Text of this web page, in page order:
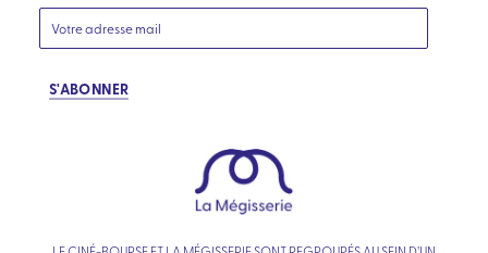
S'ABONNER